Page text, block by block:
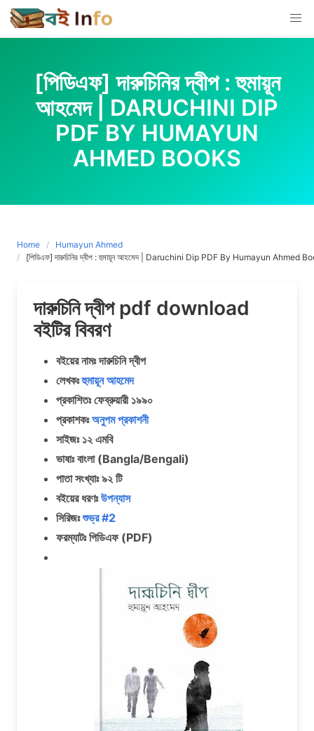
Skip
to
content
[পিডিএফ] দারুচিনির দ্বীপ : হুমায়ূন
আহমেদ | DARUCHINI DIP
PDF BY HUMAYUN
AHMED BOOKS
Home
Humayun Ahmed
[পিডিএফ] দারুচিনির দ্বীপ : হুমায়ূন আহমেদ | Daruchini Dip PDF By Humayun Ahmed
দারুচিনি দ্বীপ pdf download
বইটির বিবরণ
বইয়ের নামঃ দারুচিনি দ্বীপ
লেখকঃহুমায়ূন আহমেদ
প্রকাশিতঃ ফেব্রুয়ারী ১৯৯০
প্রকাশকঃঅনুপম প্রকাশনী
সাইজঃ ১২ এমবি
ভাষাঃ বাংলা (Bangla/Bengali)
পাতা সংখ্যাঃ ৯২ টি
বইয়ের ধরণঃউপন্যাস
সিরিজঃশুভ্র #2
ফরম্যাটঃ পিডিএফ (PDF)